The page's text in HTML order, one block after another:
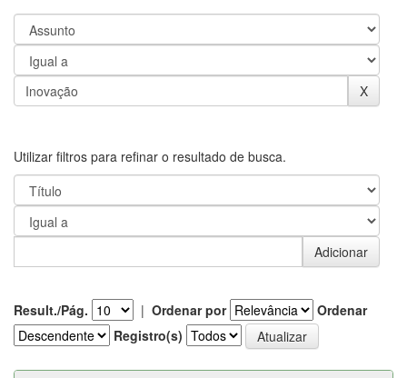
Utilizar filtros para refinar o resultado de busca.
Result./Pág. | Ordenar por
Ordenar
Registro(s)